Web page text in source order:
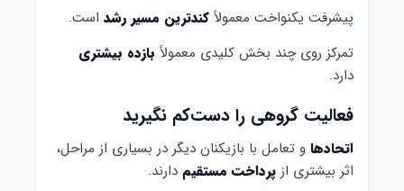
پیشرفت یکنواخت معمولاً کندترین مسیر رشداست.
تمرکز روی چند بخش کلیدی معمولاً بازده بیشتری
دارد.
فعالیت گروهی را دست‌کم نگیرید
اتحادها و تعامل با بازیکنان دیگر در بسیاری از مراحل،
اثر بیشتری از پرداخت مستقیم دارند.